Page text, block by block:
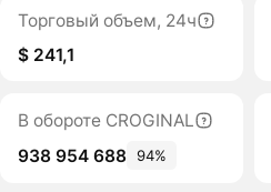
Торговый объем, 24ч
$ 241,1
В обороте CROGINAL
938 954 688 94%